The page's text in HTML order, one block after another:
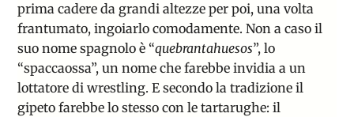
prima cadere da grandi altezze per poi, una volta
frantumato, ingoiarlo comodamente. Non a caso il
suo nome spagnolo è “quebrantahuesos”, lo
“spaccaossa”, un nome che farebbe invidia a un
lottatore di wrestling. E secondo la tradizione il
gipeto farebbe lo stesso con le tartarughe: il